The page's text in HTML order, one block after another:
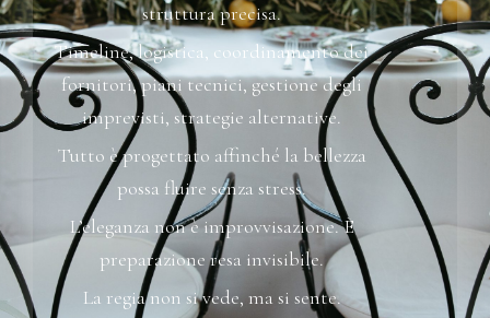
struttura precisa.
Timeline, logistica, coordinamento dei
fornitori,piani tecnici, gestione degli
imprevisti, strategie alternative.
Tutto è progettato affinché la bellezza
possa fluire senza stress.
L’eleganza non è improvvisazione.È
preparazione resa invisibile.
La regia non si vede, ma si sente.